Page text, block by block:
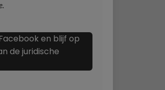
en blijf op
de juridische